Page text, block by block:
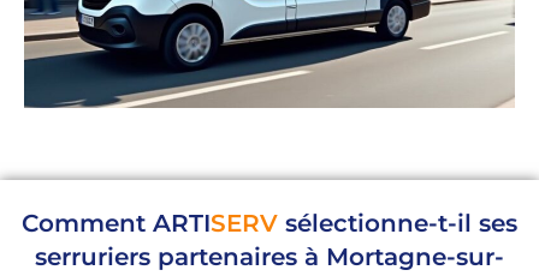
Comment ARTISERV sélectionne-t-il ses
serruriers partenaires à Mortagne-sur-